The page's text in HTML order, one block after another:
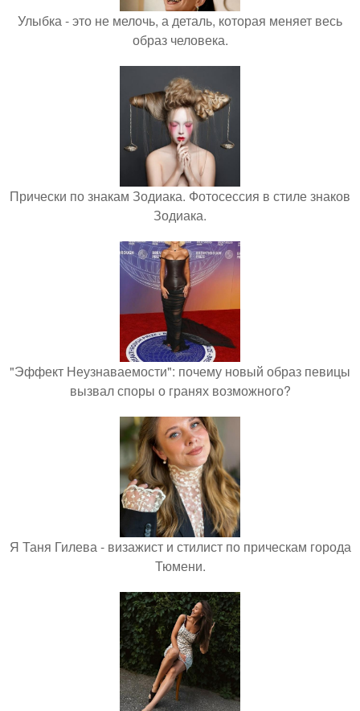
Улыбка - это не мелочь, а деталь, которая меняет весь
образ человека.
Прически по знакам Зодиака. Фотосессия в стиле знаков
Зодиака.
"Эффект Неузнаваемости": почему новый образ певицы
вызвал споры о гранях возможного?
Я Таня Гилева - визажист и стилист по прическам города
Тюмени.